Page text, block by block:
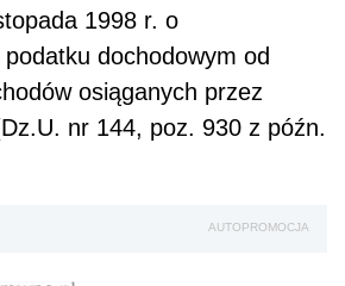
1998 r. o
podatku dochodowym od
osiąganych przez
nr 144, poz. 930 z późn.
AUTOPROMOCJA